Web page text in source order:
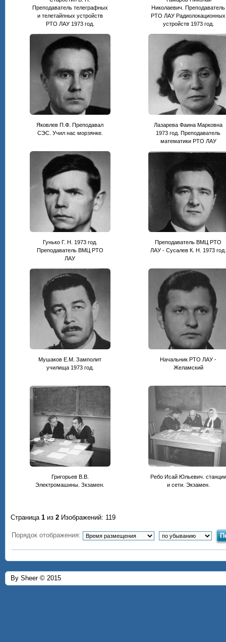
Преподаватель телеграфных
и телетайпных устройств
РТО ЛАУ 1973 год.
Николаевич. Преподаватель
РТО ЛАУ Радиолокационных
устройств 1973 год.
Яковлев П.Ф. Преподавал
СЭС. Учил нас морзянке.
Лазарева Фаина Марковна
1973 год. Преподаватель
математики РТО ЛАУ
Гунько Г. Н. 1973 год.
Преподаватель ВМЦ РТО
ЛАУ
Преподаватель ВМЦ РТО
ЛАУ - Сусалев К. Н. 1973 год.
Мушаков Е.М. Замполит
училища 1973 год.
Начальник РТО ЛАУ -
Желамский
Григорьев В.В.
Электромашины. Зкзамен.
Ребо Исай Юльевич. станции
и сети. Экзамен.
Страница 1 из 2 Изображений: 119
Порядок отображения:
By Sheer © 2015